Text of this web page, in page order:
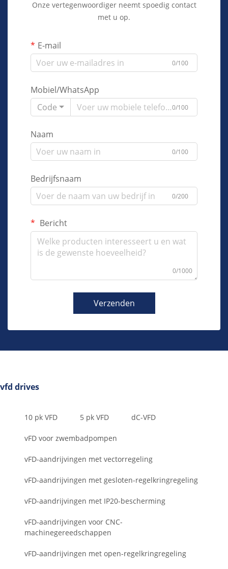
Onze vertegenwoordiger neemt spoedig contact
met u op.
E-mail
0/100
Mobiel/WhatsApp
Code
0/100
Naam
0/100
Bedrijfsnaam
0/200
Bericht
0/1000
Verzenden
vfd drives
10 pk VFD 5 pk VFD dC-VFD
vFD voor zwembadpompen
vFD-aandrijvingen met vectorregeling
vFD-aandrijvingen met gesloten-regelkringregeling
vFD-aandrijvingen met IP20-bescherming
vFD-aandrijvingen voor CNC-
machinegereedschappen
vFD-aandrijvingen met open-regelkringregeling